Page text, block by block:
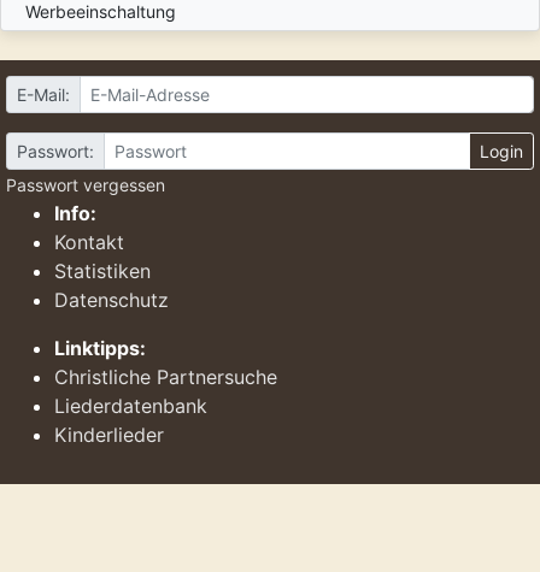
Werbeeinschaltung
E-Mail:
Passwort:
Login
Passwort vergessen
Info:
Kontakt
Statistiken
Datenschutz
Linktipps:
Christliche Partnersuche
Liederdatenbank
Kinderlieder